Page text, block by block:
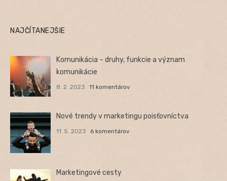
NAJČÍTANEJŠIE
Komunikácia – druhy, funkcie a význam
komunikácie
8. 2. 2023 11 komentárov
Nové trendy v marketingu poisťovníctva
11. 5. 2023 6 komentárov
Marketingové cesty